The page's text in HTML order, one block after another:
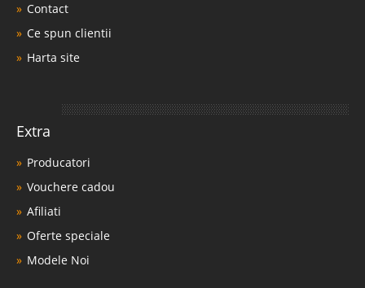
Contact
Ce spun clientii
Harta site
Extra
Producatori
Vouchere cadou
Afiliati
Oferte speciale
Modele Noi